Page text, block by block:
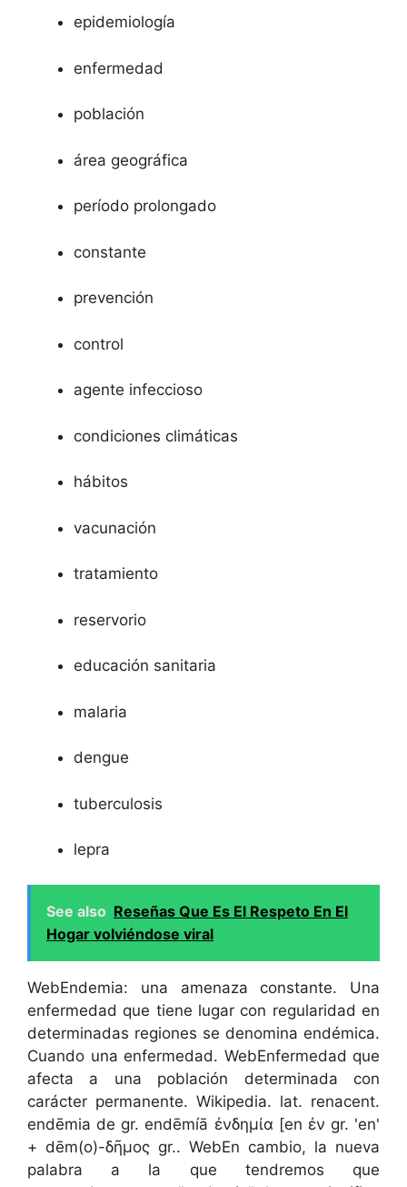
epidemiología
enfermedad
población
área geográfica
período prolongado
constante
prevención
control
agente infeccioso
condiciones climáticas
hábitos
vacunación
tratamiento
reservorio
educación sanitaria
malaria
dengue
tuberculosis
lepra
See also Reseñas Que Es El Respeto En El
Hogar volviéndose viral
WebEndemia: una amenaza constante. Una
enfermedad que tiene lugar con regularidad en
determinadas regiones se denomina endémica.
Cuando una enfermedad. WebEnfermedad que
afecta a una población determinada con
carácter permanente. Wikipedia. lat. renacent.
endēmia de gr. endēmíā ἐνδημία [en ἐν gr. 'en'
+ dēm(o)-δῆμος gr.. WebEn cambio, la nueva
palabra a la que tendremos que